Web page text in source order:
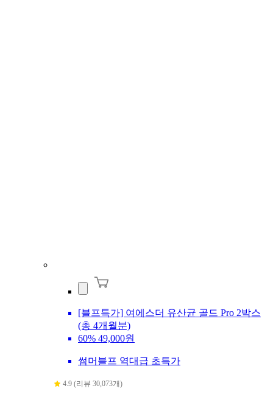
[블프특가] 여에스더 유산균 골드 Pro 2박스
(총 4개월분)
60% 49,000원
썸머블프 역대급 초특가
4.9 (리뷰 30,073개)